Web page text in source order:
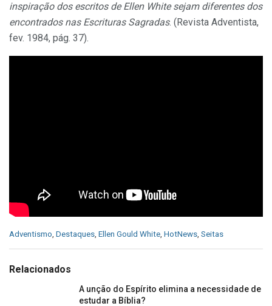
inspiração dos escritos de Ellen White sejam diferentes dos
encontrados nas Escrituras Sagradas. (Revista Adventista,
fev. 1984, pág. 37).
C
e
Adventismo, Destaques, Ellen Gould White, HotNews, Seitas
Relacionados
A unção do Espírito elimina a necessidade de
estudar a Bíblia?